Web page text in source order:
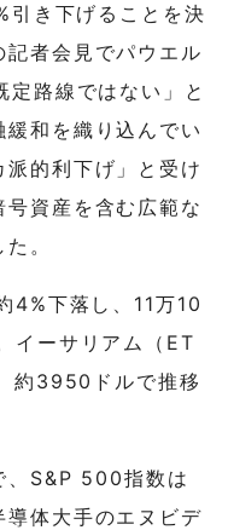
き下げることを決
者会見でパウエル
路線ではない」と
和を織り込んでい
的利下げ」と受け
資産を含む広範な
。
4%下落し、11万10
イーサリアム（ET
約3950ドルで推移
、S&P 500指数は
体大手のエヌビデ